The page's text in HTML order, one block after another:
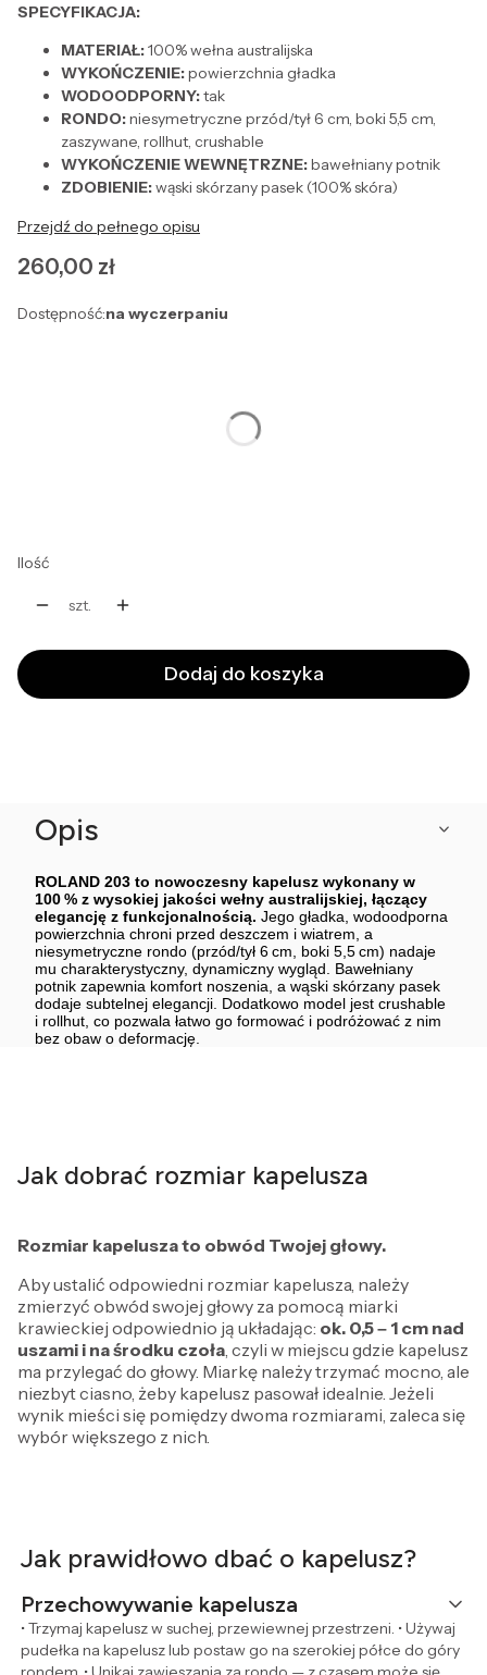
SPECYFIKACJA:
MATERIAŁ:100% wełna australijska
WYKOŃCZENIE:powierzchnia gładka
WODOODPORNY:tak
RONDO:niesymetryczne przód/tył 6 cm, boki 5,5 cm,
zaszywane, rollhut, crushable
WYKOŃCZENIE WEWNĘTRZNE:bawełniany potnik
ZDOBIENIE:wąski skórzany pasek (100% skóra)
Przejdź do pełnego opisu
Cena
260,00 zł
Dostępność:na wyczerpaniu
Ilość
szt.
Dodaj do koszyka
Opis
ROLAND 203 to nowoczesny kapelusz wykonany w
100 % z wysokiej jakości wełny australijskiej, łączący
elegancję z funkcjonalnością. Jego gładka, wodoodporna
powierzchnia chroni przed deszczem i wiatrem, a
niesymetryczne rondo (przód/tył 6 cm, boki 5,5 cm) nadaje
mu charakterystyczny, dynamiczny wygląd. Bawełniany
potnik zapewnia komfort noszenia, a wąski skórzany pasek
dodaje subtelnej elegancji. Dodatkowo model jest crushable
i rollhut, co pozwala łatwo go formować i podróżować z nim
bez obaw o deformację.
Jak dobrać rozmiar kapelusza
Rozmiar kapelusza to obwód Twojej głowy.
Aby ustalić odpowiedni rozmiar kapelusza, należy
zmierzyć obwód swojej głowy za pomocą miarki
krawieckiej odpowiednio ją układając: ok. 0,5 – 1 cm nad
uszami i na środku czoła , czyli w miejscu gdzie kapelusz
ma przylegać do głowy. Miarkę należy trzymać mocno, ale
niezbyt ciasno, żeby kapelusz pasował idealnie. Jeżeli
wynik mieści się pomiędzy dwoma rozmiarami, zaleca się
wybór większego z nich.
Jak prawidłowo dbać o kapelusz?
Przechowywanie kapelusza
• Trzymaj kapelusz w suchej, przewiewnej przestrzeni. • Używaj
pudełka na kapelusz lub postaw go na szerokiej półce do góry